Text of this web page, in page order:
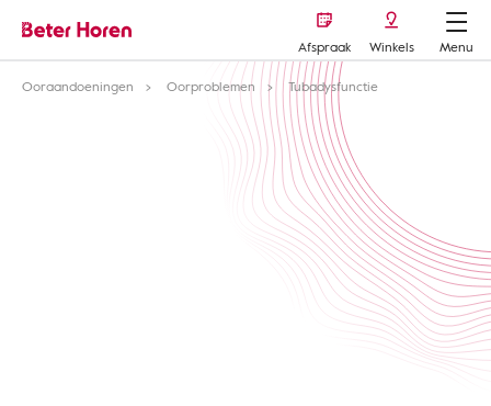
Afspraak Winkels
Menu
Ooraandoeningen
Oorproblemen Tubadysfunctie